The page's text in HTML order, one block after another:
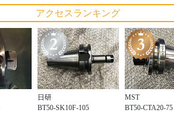
アクセスランキング
日研
BT50-SK10F-105
MST
BT50-CTA20-75